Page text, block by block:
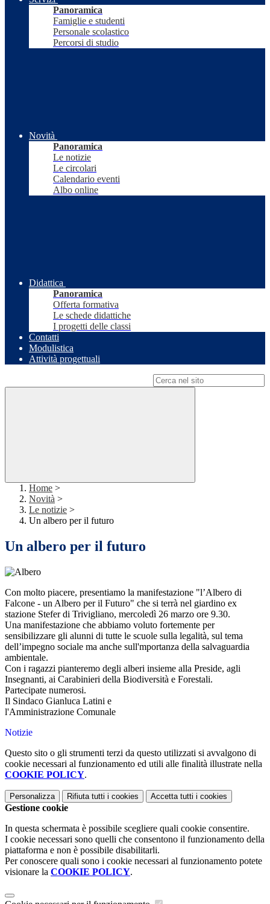
Panoramica
Famiglie e studenti
Personale scolastico
Percorsi di studio
Novità
Panoramica
Le notizie
Le circolari
Calendario eventi
Albo online
Didattica
Panoramica
Offerta formativa
Le schede didattiche
I progetti delle classi
Contatti
Modulistica
Attività progettuali
Home >
Novità >
Le notizie >
Un albero per il futuro
Un albero per il futuro
Con molto piacere, presentiamo la manifestazione "l’Albero di
Falcone - un Albero per il Futuro" che si terrà nel giardino ex
stazione Stefer di Trivigliano, mercoledì 26 marzo ore 9.30.
Una manifestazione che abbiamo voluto fortemente per
sensibilizzare gli alunni di tutte le scuole sulla legalità, sul tema
dell’impegno sociale ma anche sull'mportanza della salvaguardia
ambientale.
Con i ragazzi pianteremo degli alberi insieme alla Preside, agli
Insegnanti, ai Carabinieri della Biodiversità e Forestali.
Partecipate numerosi.
Il Sindaco Gianluca Latini e
l'Amministrazione Comunale
Notizie
Questo sito o gli strumenti terzi da questo utilizzati si avvalgono di
cookie necessari al funzionamento ed utili alle finalità illustrate nella
COOKIE POLICY.
Personalizza Rifiuta tutti i cookies Accetta tutti i cookies
Gestione cookie
In questa schermata è possibile scegliere quali cookie consentire.
I cookie necessari sono quelli che consentono il funzionamento della
piattaforma e non è possibile disabilitarli.
Per conoscere quali sono i cookie necessari al funzionamento potete
visionare la COOKIE POLICY.